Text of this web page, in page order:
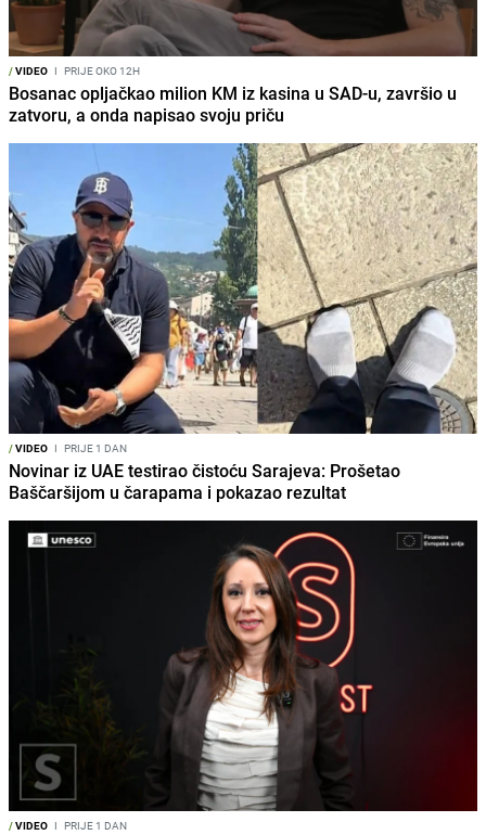
/VIDEO I PRIJE OKO 12H
Bosanac opljačkao milion KM iz kasina u SAD-u, završio u
zatvoru, a onda napisao svoju priču
/VIDEO I PRIJE 1 DAN
Novinar iz UAE testirao čistoću Sarajeva: Prošetao
Baščaršijom u čarapama i pokazao rezultat
/VIDEO I PRIJE 1 DAN